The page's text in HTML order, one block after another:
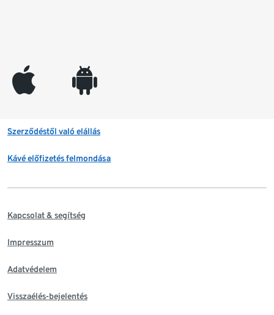
appleinc android
Szerződéstől való elállás
Kávé előfizetés felmondása
Kapcsolat & segítség
Impresszum
Adatvédelem
Visszaélés-bejelentés